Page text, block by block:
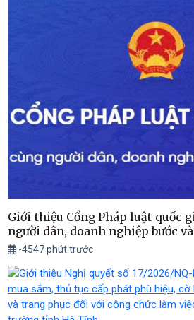
Giới thiệu Cổng Pháp luật quốc
người dân, doanh nghiệp bước
-4547 phút trước